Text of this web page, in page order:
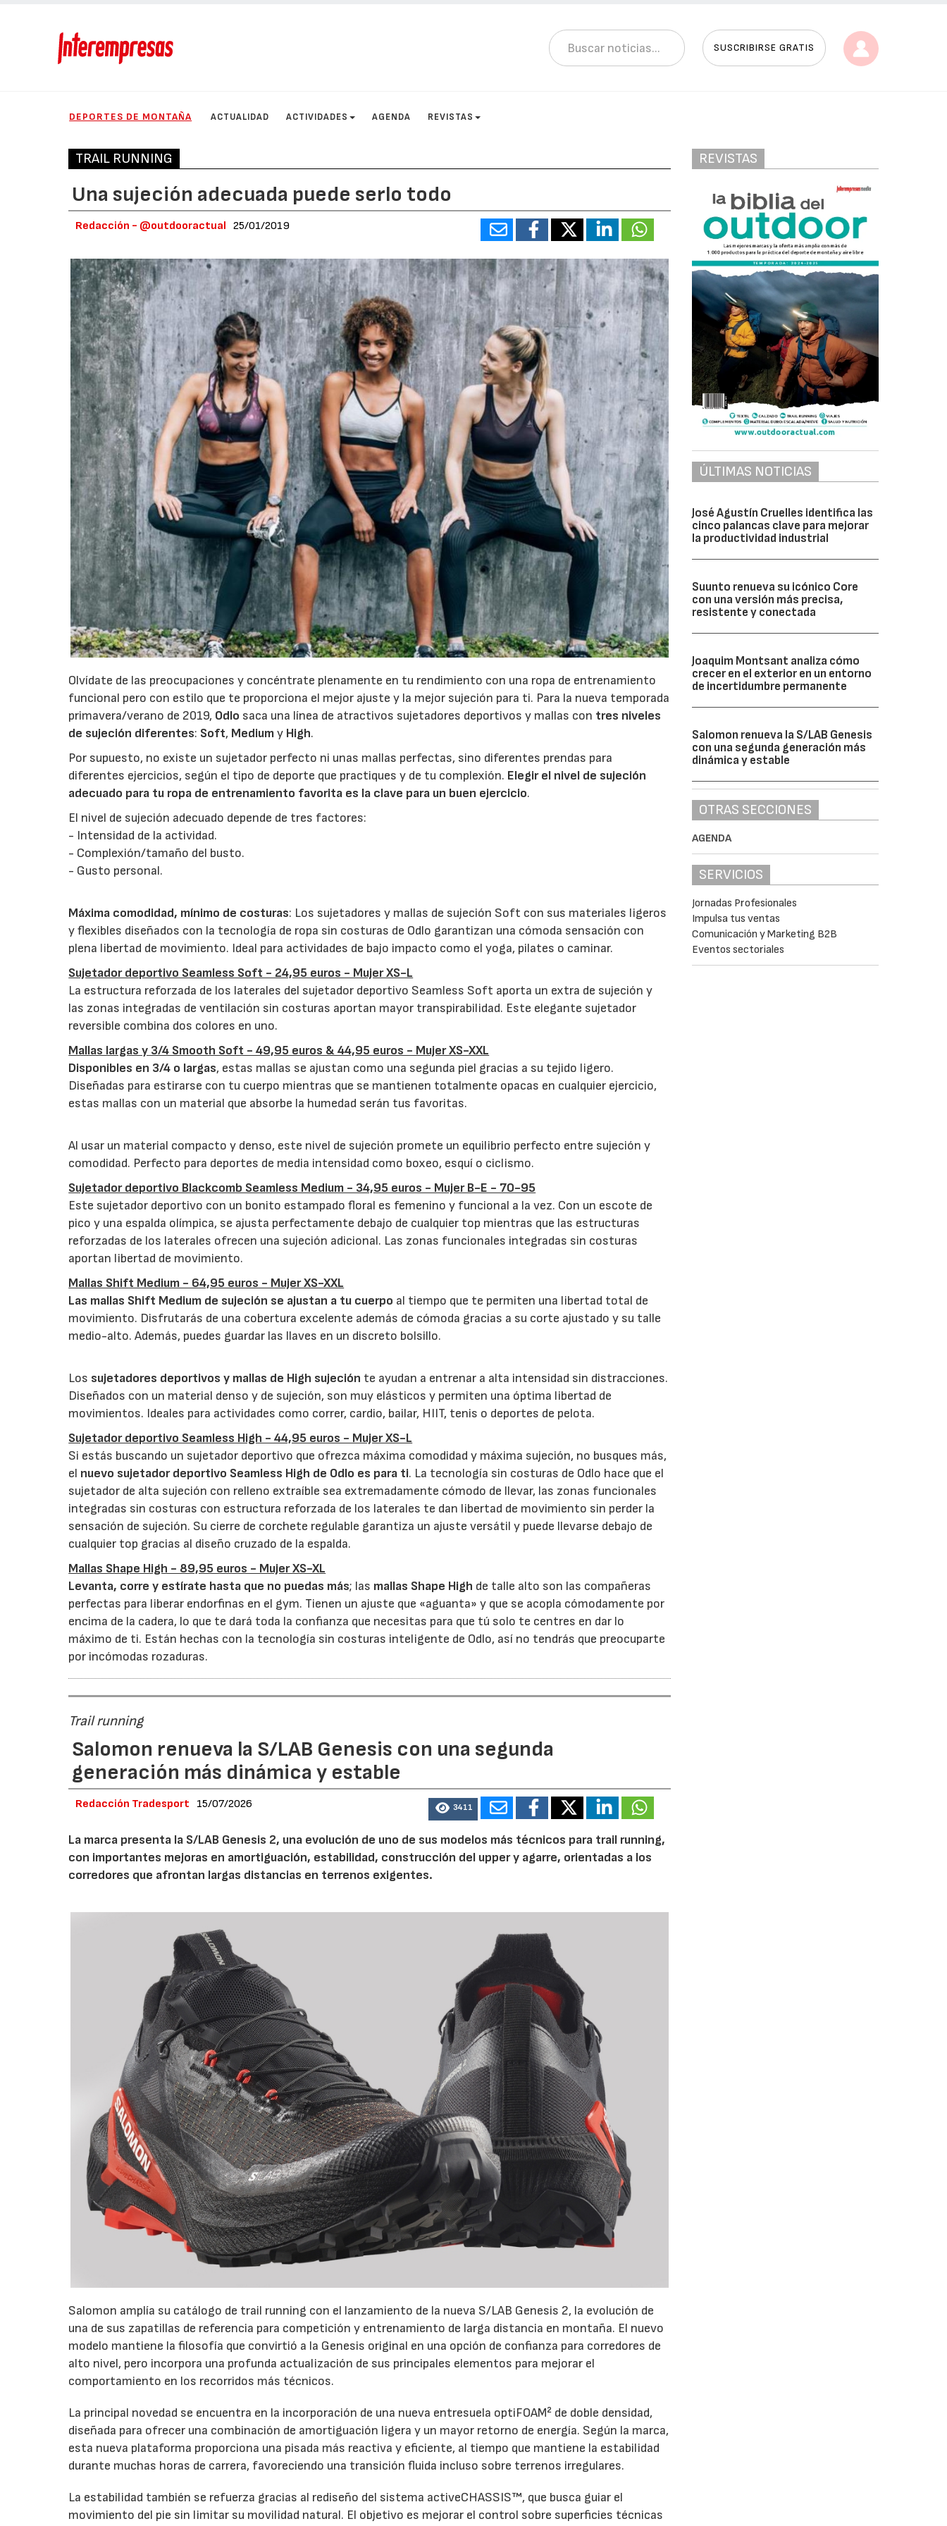
SUSCRIBIRSE GRATIS
DEPORTES DE MONTAÑA ACTUALIDAD ACTIVIDADES AGENDA REVISTAS
TRAIL RUNNING
Una sujeción adecuada puede serlo todo
Redacción - @outdooractual 25/01/2019
Olvídate de las preocupaciones y concéntrate plenamente en tu rendimiento con una ropa de entrenamiento
funcional pero con estilo que te proporciona el mejor ajuste y la mejor sujeción para ti. Para la nueva temporada
primavera/verano de 2019, Odlo saca una línea de atractivos sujetadores deportivos y mallas con tres niveles
de sujeción diferentes: Soft, Mediumy High.
Por supuesto, no existe un sujetador perfecto ni unas mallas perfectas, sino diferentes prendas para
diferentes ejercicios, según el tipo de deporte que practiques y de tu complexión. Elegir el nivel de sujeción
adecuado para tu ropa de entrenamiento favorita es la clave para un buen ejercicio.
El nivel de sujeción adecuado depende de tres factores:
- Intensidad de la actividad.
- Complexión/tamaño del busto.
- Gusto personal.
Máxima comodidad, mínimo de costuras: Los sujetadores y mallas de sujeción Soft con sus materiales ligeros
y flexibles diseñados con la tecnología de ropa sin costuras de Odlo garantizan una cómoda sensación con
plena libertad de movimiento. Ideal para actividades de bajo impacto como el yoga, pilates o caminar.
Sujetador deportivo Seamless Soft - 24,95 euros - Mujer XS-L
La estructura reforzada de los laterales del sujetador deportivo Seamless Soft aporta un extra de sujeción y
las zonas integradas de ventilación sin costuras aportan mayor transpirabilidad. Este elegante sujetador
reversible combina dos colores en uno.
Mallas largas y 3/4 Smooth Soft - 49,95 euros & 44,95 euros - Mujer XS-XXL
Disponibles en 3/4 o largas, estas mallas se ajustan como una segunda piel gracias a su tejido ligero.
Diseñadas para estirarse con tu cuerpo mientras que se mantienen totalmente opacas en cualquier ejercicio,
estas mallas con un material que absorbe la humedad serán tus favoritas.
Al usar un material compacto y denso, este nivel de sujeción promete un equilibrio perfecto entre sujeción y
comodidad. Perfecto para deportes de media intensidad como boxeo, esquí o ciclismo.
Sujetador deportivo Blackcomb Seamless Medium - 34,95 euros - Mujer B-E - 70-95
Este sujetador deportivo con un bonito estampado floral es femenino y funcional a la vez. Con un escote de
pico y una espalda olímpica, se ajusta perfectamente debajo de cualquier top mientras que las estructuras
reforzadas de los laterales ofrecen una sujeción adicional. Las zonas funcionales integradas sin costuras
aportan libertad de movimiento.
Mallas Shift Medium - 64,95 euros - Mujer XS-XXL
Las mallas Shift Medium de sujeción se ajustan a tu cuerpo al tiempo que te permiten una libertad total de
movimiento. Disfrutarás de una cobertura excelente además de cómoda gracias a su corte ajustado y su talle
medio-alto. Además, puedes guardar las llaves en un discreto bolsillo.
Los sujetadores deportivos y mallas de High sujeción te ayudan a entrenar a alta intensidad sin distracciones.
Diseñados con un material denso y de sujeción, son muy elásticos y permiten una óptima libertad de
movimientos. Ideales para actividades como correr, cardio, bailar, HIIT, tenis o deportes de pelota.
Sujetador deportivo Seamless High - 44,95 euros - Mujer XS-L
Si estás buscando un sujetador deportivo que ofrezca máxima comodidad y máxima sujeción, no busques más,
el nuevo sujetador deportivo Seamless High de Odlo es para ti. La tecnología sin costuras de Odlo hace que el
sujetador de alta sujeción con relleno extraíble sea extremadamente cómodo de llevar, las zonas funcionales
integradas sin costuras con estructura reforzada de los laterales te dan libertad de movimiento sin perder la
sensación de sujeción. Su cierre de corchete regulable garantiza un ajuste versátil y puede llevarse debajo de
cualquier top gracias al diseño cruzado de la espalda.
Mallas Shape High - 89,95 euros - Mujer XS-XL
Levanta, corre y estírate hasta que no puedas más; las mallas Shape High de talle alto son las compañeras
perfectas para liberar endorfinas en el gym. Tienen un ajuste que «aguanta» y que se acopla cómodamente por
encima de la cadera, lo que te dará toda la confianza que necesitas para que tú solo te centres en dar lo
máximo de ti. Están hechas con la tecnología sin costuras inteligente de Odlo, así no tendrás que preocuparte
por incómodas rozaduras.
Trail running
Salomon renueva la S/LAB Genesis con una segunda
generación más dinámica y estable
Redacción Tradesport 15/07/2026 3411
La marca presenta la S/LAB Genesis 2, una evolución de uno de sus modelos más técnicos para trail running,
con importantes mejoras en amortiguación, estabilidad, construcción del upper y agarre, orientadas a los
corredores que afrontan largas distancias en terrenos exigentes.
Salomon amplía su catálogo de trail running con el lanzamiento de la nueva S/LAB Genesis 2, la evolución de
una de sus zapatillas de referencia para competición y entrenamiento de larga distancia en montaña. El nuevo
modelo mantiene la filosofía que convirtió a la Genesis original en una opción de confianza para corredores de
alto nivel, pero incorpora una profunda actualización de sus principales elementos para mejorar el
comportamiento en los recorridos más técnicos.
La principal novedad se encuentra en la incorporación de una nueva entresuela optiFOAM² de doble densidad,
diseñada para ofrecer una combinación de amortiguación ligera y un mayor retorno de energía. Según la marca,
esta nueva plataforma proporciona una pisada más reactiva y eficiente, al tiempo que mantiene la estabilidad
durante muchas horas de carrera, favoreciendo una transición fluida incluso sobre terrenos irregulares.
La estabilidad también se refuerza gracias al rediseño del sistema activeCHASSIS™, que busca guiar el
movimiento del pie sin limitar su movilidad natural. El objetivo es mejorar el control sobre superficies técnicas
REVISTAS
ÚLTIMAS NOTICIAS
José Agustín Cruelles identifica las
cinco palancas clave para mejorar
la productividad industrial
Suunto renueva su icónico Core
con una versión más precisa,
resistente y conectada
Joaquim Montsant analiza cómo
crecer en el exterior en un entorno
de incertidumbre permanente
Salomon renueva la S/LAB Genesis
con una segunda generación más
dinámica y estable
OTRAS SECCIONES
AGENDA
SERVICIOS
Jornadas Profesionales
Impulsa tus ventas
Comunicación y Marketing B2B
Eventos sectoriales